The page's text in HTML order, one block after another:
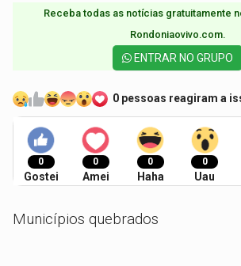
Receba todas as notícias gratuitamente
Rondoniaovivo.com.​
ENTRAR NO GRUPO
0 pessoas reagiram a
0
Gostei
0
Amei
0
Haha
0
Uau
Municípios quebrados